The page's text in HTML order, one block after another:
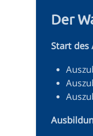
Der
Start des